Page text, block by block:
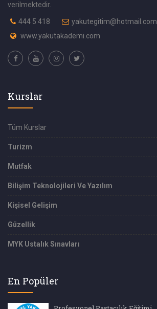
verilmektedir.
444 5 418
yakutegitim@hotmail.com
www.yakutakademi.com
Kurslar
Tüm Kurslar
Turizm
Mutfak
Bilişim Teknolojileri Ve Yazılım
Kişisel Gelişim
Güzellik
MYK Ustalık Sınavları
En Popüler